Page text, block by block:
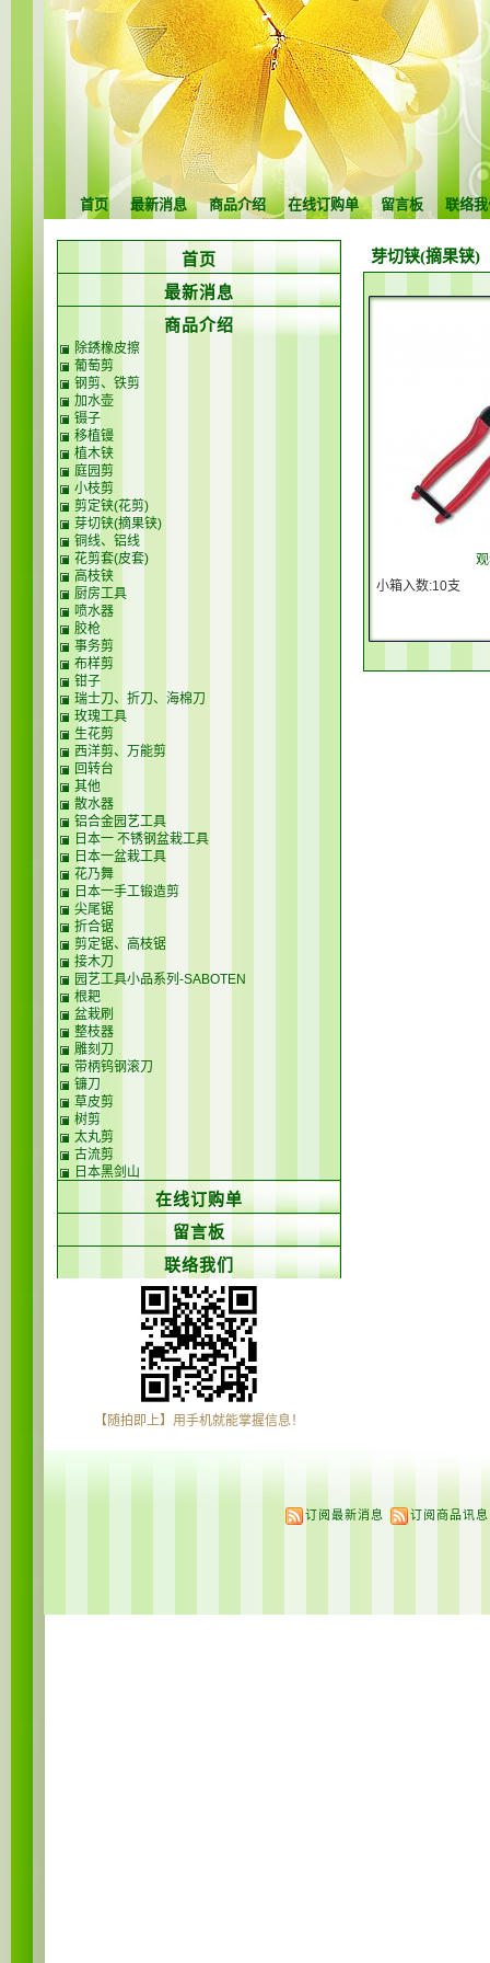
首页 最新消息 商品介绍 在线订购单 留言板 联络
芽切铗(摘果铗)
小箱入数:10支
首页
最新消息
商品介绍
除銹橡皮擦
葡萄剪
钢剪、铁剪
加水壶
镊子
移植镘
植木铗
庭园剪
小枝剪
剪定铗(花剪)
芽切铗(摘果铗)
铜线、铝线
花剪套(皮套)
高枝铗
厨房工具
喷水器
胶枪
事务剪
布样剪
钳子
瑞士刀、折刀、海棉刀
玫瑰工具
生花剪
西洋剪、万能剪
回转台
其他
散水器
铝合金园艺工具
日本一 不锈钢盆栽工具
日本一盆栽工具
花乃舞
日本一手工锻造剪
尖尾锯
折合锯
剪定锯、高枝锯
接木刀
园艺工具小品系列-SABOTEN
根耙
盆栽刷
整枝器
雕刻刀
带柄钨钢滚刀
镰刀
草皮剪
树剪
太丸剪
古流剪
日本黑剑山
在线订购单
留言板
联络我们
【随拍即上】用手机就能掌握信息！
订阅最新消息 订阅商品讯息